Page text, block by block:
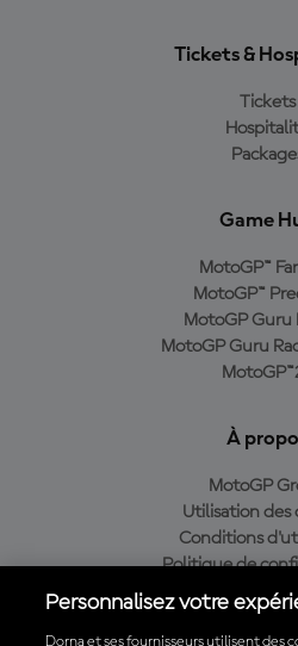
Tickets &
Tickets
Game
MotoGP™
MotoGP™
MotoGP Guru
MotoGP Guru
À
MotoGP
Utilisation des
Conditions
Politique de
Politique
Personnalisez votre
Dorna et ses fournisseurs utilisent des